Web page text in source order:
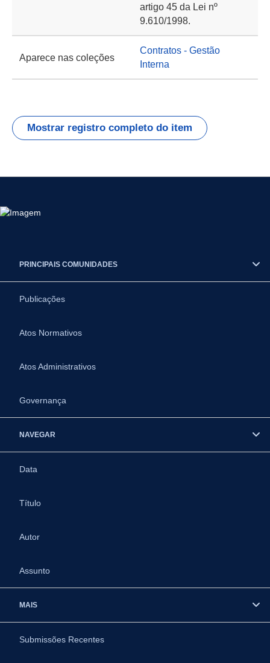
artigo 45 da Lei nº
9.610/1998.
Aparece nas coleções
Contratos - Gestão
Interna
Mostrar registro completo do item
PRINCIPAIS COMUNIDADES
Publicações
Atos Normativos
Atos Administrativos
Governança
NAVEGAR
Data
Título
Autor
Assunto
MAIS
Submissões Recentes